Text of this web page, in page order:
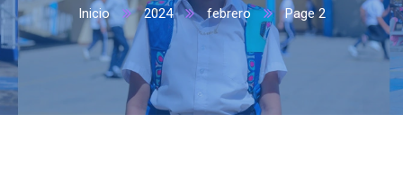
Inicio 2024 febrero Page 2